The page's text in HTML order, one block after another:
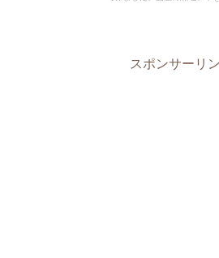
スポンサーリ